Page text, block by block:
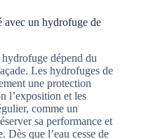
avec un hydrofuge de
dépend du
Les hydrofuges de
une protection
l’exposition et les
comme un
sa performance et
Dès que l’eau cesse de